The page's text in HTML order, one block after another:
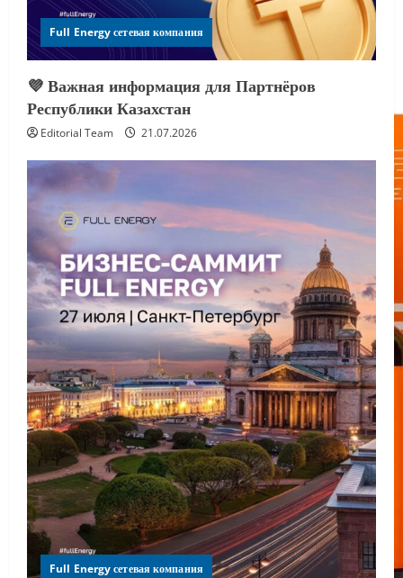
Full Energy сетевая компания
💜 Важная информация для Партнёров
Республики Казахстан
Editorial Team 21.07.2026
Full Energy сетевая компания